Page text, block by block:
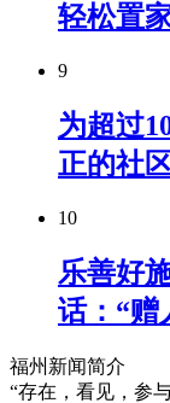
轻松置
9
为超过
正的社
10
乐善好
话：“赠
福州新闻简介
“存在，看见，参